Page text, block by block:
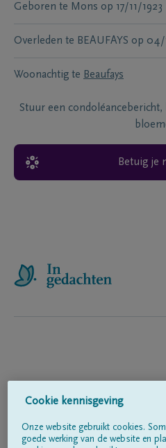
Geboren te Mons op 17/11/1923
Overleden te BEAUFAYS op 04/
Woonachtig te Beaufays
Stuur een condoléancebericht,
Betuig je
Volg ons op
Cookie kennisgeving
Onze website gebruikt cookies.
goede werking van de website en